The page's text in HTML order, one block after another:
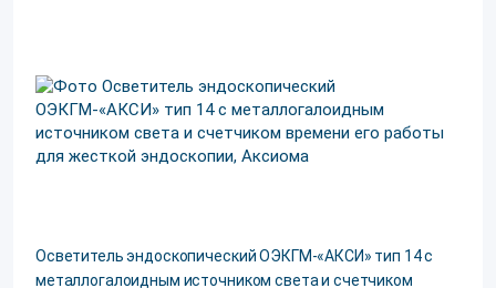
Осветитель эндоскопический ОЭКГМ-«АКСИ» тип 14 с
металлогалоидным источником света и счетчиком